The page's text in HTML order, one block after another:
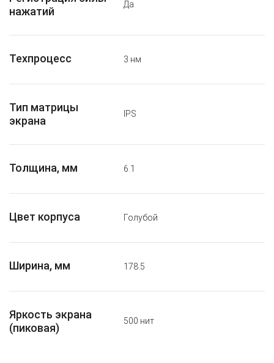
нажатий
Да
Техпроцесс 3 нм
Тип матрицы
экрана
IPS
Толщина, мм 6.1
Цвет корпуса Голубой
Ширина, мм 178.5
Яркость экрана
(пиковая)
500 нит